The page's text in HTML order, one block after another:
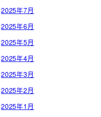
2025年7月
2025年6月
2025年5月
2025年4月
2025年3月
2025年2月
2025年1月